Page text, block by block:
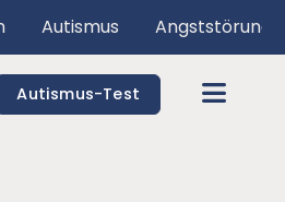
Autismus
Autismus-Test